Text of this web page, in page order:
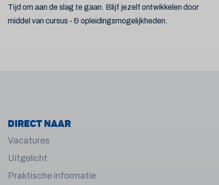
Tijd om aan de slag te gaan. Blijf jezelf ontwikkelen door
middel van cursus - & opleidingsmogelijkheden.
Direct naar
Vacatures
Uitgelicht
Praktische informatie